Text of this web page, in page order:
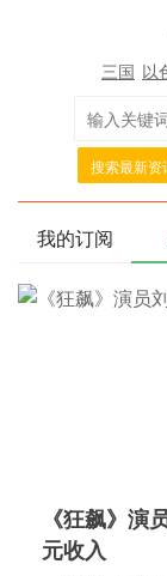
三国 以
搜索最新资
我的订阅
《狂飙》演
元收入